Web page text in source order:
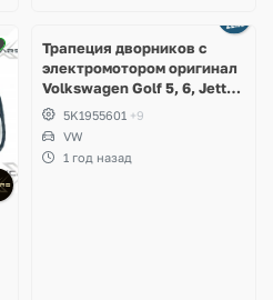
Трапеция дворников с
электромотором оригинал
Volkswagen Golf 5, 6, Jetta,
Scirocco, Eos
5K1955601 +9
VW
1 год назад